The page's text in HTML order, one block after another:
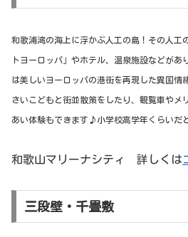
和歌浦湾の海上に浮かぶ人工の島！その人工
トヨーロッパ」やホテル、温泉施設などがあ
は美しいヨーロッパの港街を再現した異国情
さいこどもと街並散策をしたり、観覧車やメ
あい体験もできます♪小学校高学年くらいだ
和歌山マリーナシティ 詳しくは
三段壁・千畳敷